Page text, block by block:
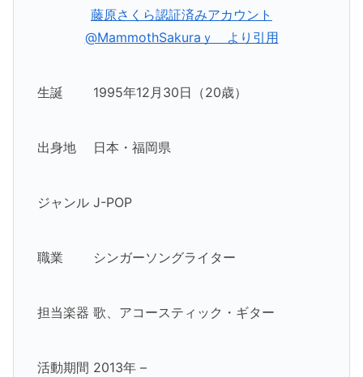
藤原さくら認証済みアカウント
@MammothSakuraｙ より引用
生誕 1995年12月30日（20歳）
出身地 日本・福岡県
ジャンル J-POP
職業 シンガーソングライター
担当楽器 歌、アコースティック・ギター
活動期間 2013年 –